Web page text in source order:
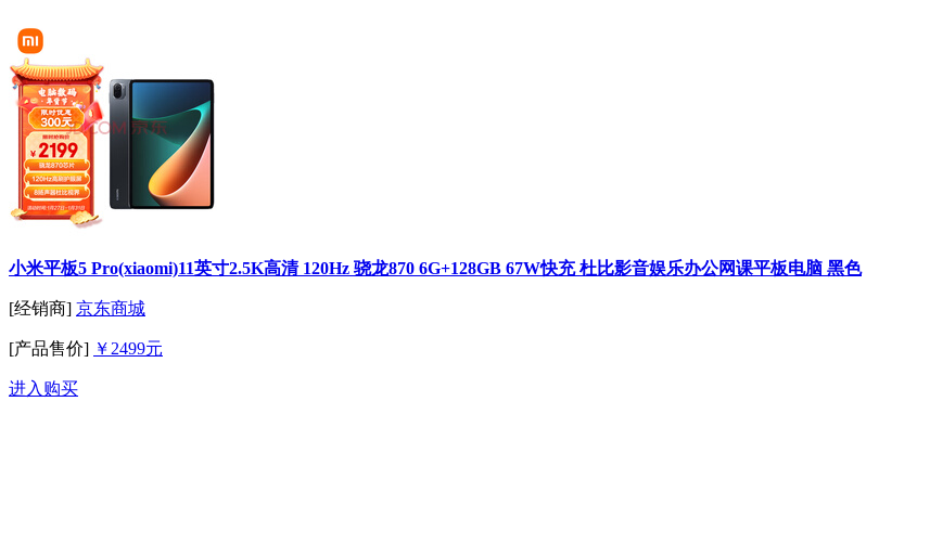
小米平板5 Pro(xiaomi)11英寸2.5K高清 120Hz 骁龙870 6G+128GB 67W快充 杜比影音娱乐办公网课平板电脑 黑色
[经销商] 京东商城
[产品售价] ￥2499元
进入购买